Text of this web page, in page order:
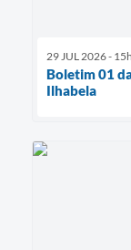
29 JUL 2026 -
Boletim 01
Ilhabela